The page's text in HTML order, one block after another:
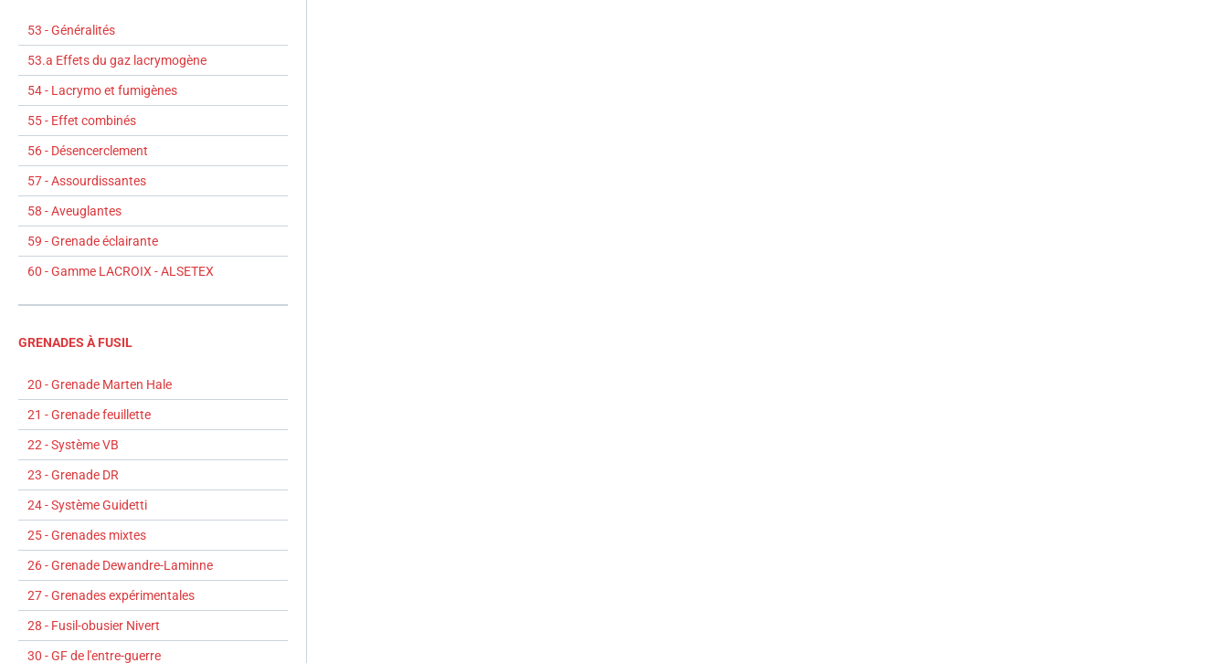
53 - Généralités
53.a Effets du gaz lacrymogène
54 - Lacrymo et fumigènes
55 - Effet combinés
56 - Désencerclement
57 - Assourdissantes
58 - Aveuglantes
59 - Grenade éclairante
60 - Gamme LACROIX - ALSETEX
GRENADES À FUSIL
20 - Grenade Marten Hale
21 - Grenade feuillette
22 - Système VB
23 - Grenade DR
24 - Système Guidetti
25 - Grenades mixtes
26 - Grenade Dewandre-Laminne
27 - Grenades expérimentales
28 - Fusil-obusier Nivert
30 - GF de l'entre-guerre